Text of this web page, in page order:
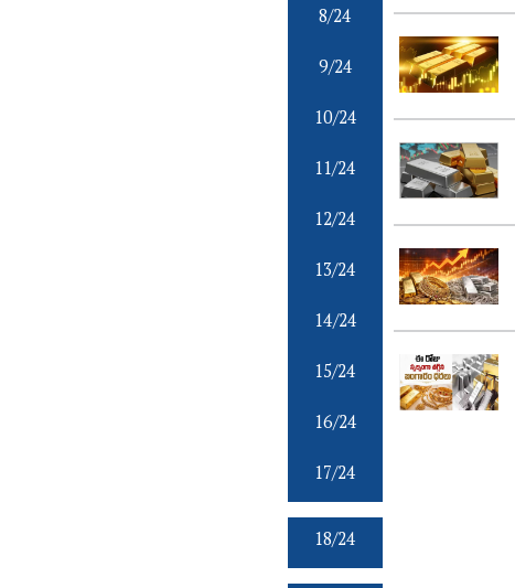
8/24
9/24
10/24
11/24
12/24
13/24
14/24
15/24
16/24
17/24
18/24